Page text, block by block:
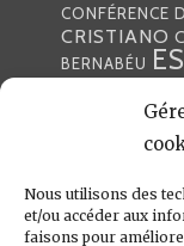
Nous utilisons des
et/ou accéder aux
faisons pour
CONFÉRENCE
CRISTIANO
BERNABÉU
MADRILÈNES
MERENGUE